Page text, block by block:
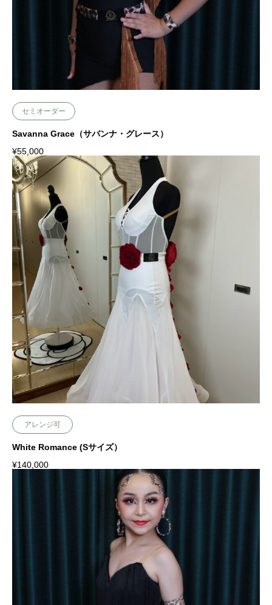
セミオーダー
Savanna Grace（サバンナ・グレース）
¥55,000
アレンジ可
White Romance (Sサイズ）
¥140,000